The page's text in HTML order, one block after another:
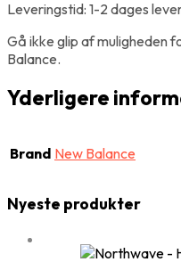
Leveringstid: 1-2 dages
Gå ikke glip af muligheden
Balance.
Yderligere
Brand New Balance
Nyeste produkter